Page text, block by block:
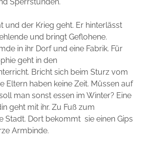
und der Krieg geht. Er hinterlässt
und bringt Geflohene.
in ihr Dorf und eine Fabrik. Für
geht in den
Bricht sich beim Sturz vom
Eltern haben keine Zeit. Müssen auf
man sonst essen im Winter? Eine
geht mit ihr. Zu Fuß zum
Stadt. Dort bekommt sie einen Gips
Armbinde.